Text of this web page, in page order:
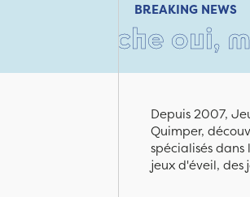
BREAKING NEWS
oui, mais
Depuis 2007,
Quimper,
spécialisés
jeux d'éveil, des